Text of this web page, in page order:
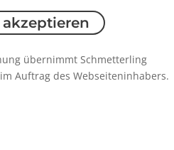
akzeptieren
übernimmt Schmetterling
Auftrag des Webseiteninhabers.